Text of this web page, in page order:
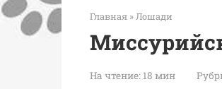
Главная » Лошади
На чтение: 18 мин